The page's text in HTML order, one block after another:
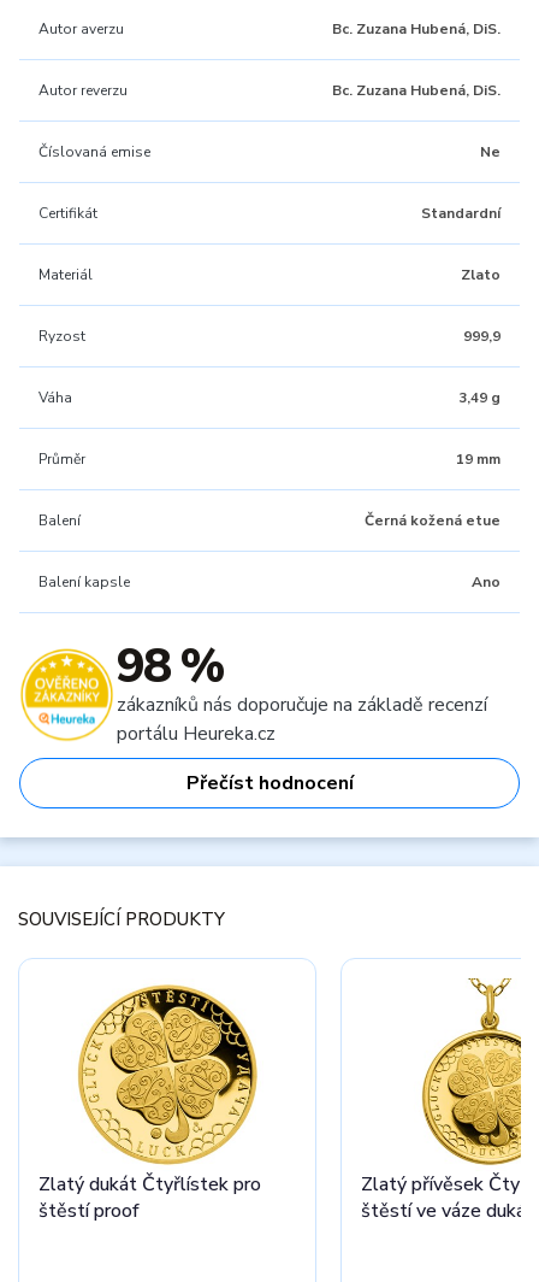
Autor averzu Bc. Zuzana Hubená, DiS.
Autor reverzu Bc. Zuzana Hubená, DiS.
Číslovaná emise Ne
Certifikát Standardní
Materiál Zlato
Ryzost 999,9
Váha 3,49 g
Průměr 19 mm
Balení Černá kožená etue
Balení kapsle Ano
98 %
zákazníků nás doporučuje na základě recenzí
portálu Heureka.cz
Přečíst hodnocení
SOUVISEJÍCÍ PRODUKTY
Zlatý dukát Čtyřlístek pro
štěstí proof
Zlatý přívěsek
štěstí ve váze